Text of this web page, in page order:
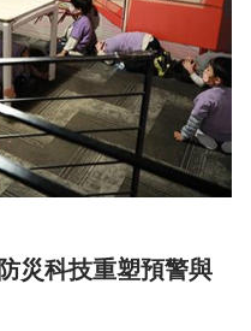
災科技重塑預警與